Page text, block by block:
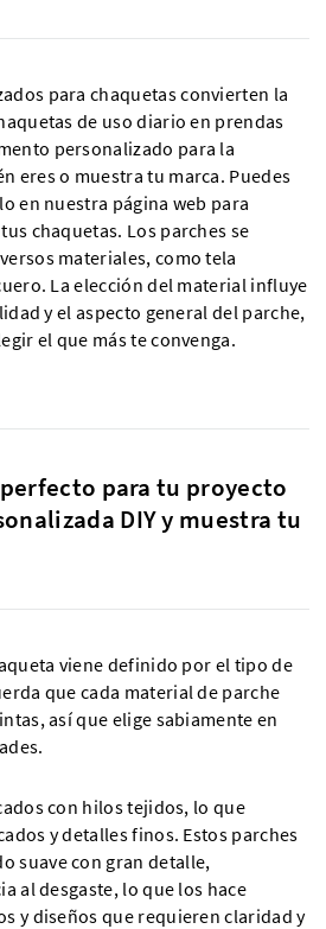
para chaquetas convierten la
de uso diario en prendas
personalizado para la
eres o muestra tu marca. Puedes
en nuestra página web para
chaquetas. Los parches se
materiales, como tela
La elección del material influye
y el aspecto general del parche,
el que más te convenga.
para tu proyecto
DIY y muestra tu
viene definido por el tipo de
que cada material de parche
así que elige sabiamente en
con hilos tejidos, lo que
y detalles finos. Estos parches
suave con gran detalle,
al desgaste, lo que los hace
y diseños que requieren claridad y